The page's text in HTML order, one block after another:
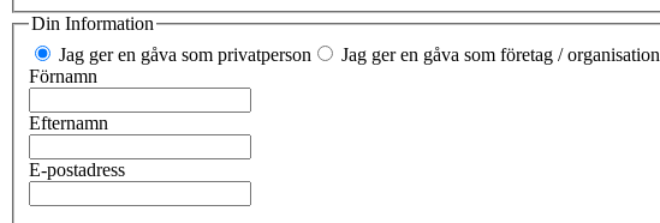
Din Information
Jag ger en gåva som privatperson
Jag ger en gåva som företag / organisation
Förnamn
Efternamn
E-postadress